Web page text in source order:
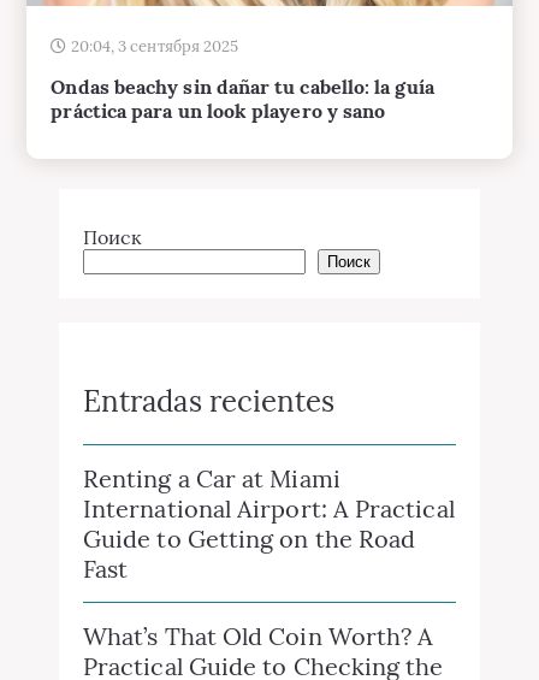
20:04, 3 сентября 2025
Ondas beachy sin dañar tu cabello: la guía
práctica para un look playero y sano
Renting a Car at Miami
International Airport: A Practical
Guide to Getting on the Road
Fast
What’s That Old Coin Worth? A
Practical Guide to Checking the
Value of Your Coins